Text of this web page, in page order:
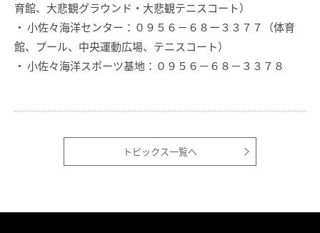
育館、大悲観グラウンド・大悲観テニスコート）
・ 小佐々海洋センター：０９５６－６８ー３３７７（体育
館、プール、中央運動広場、テニスコート）
・ 小佐々海洋スポーツ基地：０９５６－６８－３３７８
トピックス一覧へ